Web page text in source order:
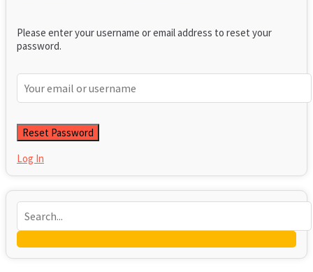
Please enter your username or email address to reset your
password.
Log In